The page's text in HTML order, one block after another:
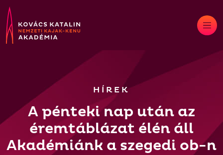
Skip
to
content
HÍREK
A pénteki nap után az
éremtáblázat élén áll
Akadémiánk a szegedi ob-n